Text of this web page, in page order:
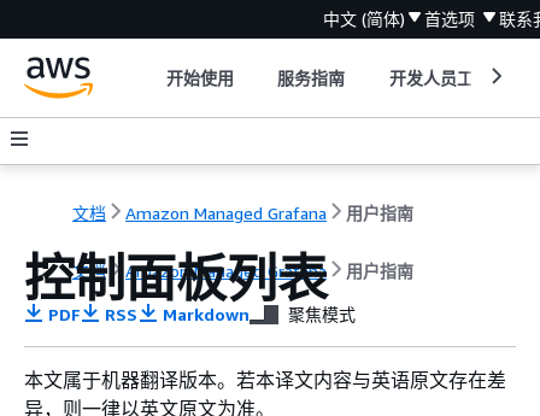
中文 (简体) 首选项 联系
开始使用 服务指南 开发人员工具
文档 Amazon Managed Grafana 用户指南
文档 Amazon Managed Grafana 用户指南
控制面板列表
PDF RSS Markdown 聚焦模式
本文属于机器翻译版本。若本译文内容与英语原文存在差
异，则一律以英文原文为准。